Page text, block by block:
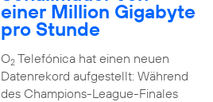
einer Million Gigabyte
pro Stunde
O2Telefónica hat einen neuen
Datenrekord aufgestellt: Während
des Champions-League-Finales